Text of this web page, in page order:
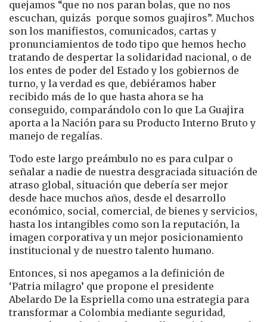
quejamos “que no nos paran bolas, que no nos
escuchan, quizás porque somos guajiros”. Muchos
son los manifiestos, comunicados, cartas y
pronunciamientos de todo tipo que hemos hecho
tratando de despertar la solidaridad nacional, o de
los entes de poder del Estado y los gobiernos de
turno, y la verdad es que, debiéramos haber
recibido más de lo que hasta ahora se ha
conseguido, comparándolo con lo que La Guajira
aporta a la Nación para su Producto Interno Bruto y
manejo de regalías.
Todo este largo preámbulo no es para culpar o
señalar a nadie de nuestra desgraciada situación de
atraso global, situación que debería ser mejor
desde hace muchos años, desde el desarrollo
económico, social, comercial, de bienes y servicios,
hasta los intangibles como son la reputación, la
imagen corporativa y un mejor posicionamiento
institucional y de nuestro talento humano.
Entonces, si nos apegamos a la definición de
‘Patria milagro’ que propone el presidente
Abelardo De la Espriella como una estrategia para
transformar a Colombia mediante seguridad,